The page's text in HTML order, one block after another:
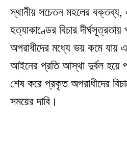
স্থানীয় সচেতন মহলের
হত্যাকাণ্ডের বিচার
অপরাধীদের মধ্যে ভয় কমে যায়
আইনের প্রতি আস্থা দুর্বল
শেষ করে প্রকৃত অপরাধীদের
সময়ের দাবি।